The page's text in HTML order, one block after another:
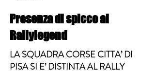
Presenza di spicco al
Rallylegend
LA SQUADRA CORSE CITTA’ DI
PISA SI E’ DISTINTA AL RALLY